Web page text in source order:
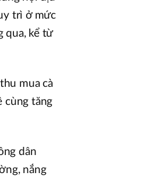
trì ở mức
qua, kể từ
mua cà
cùng tăng
dân
nắng